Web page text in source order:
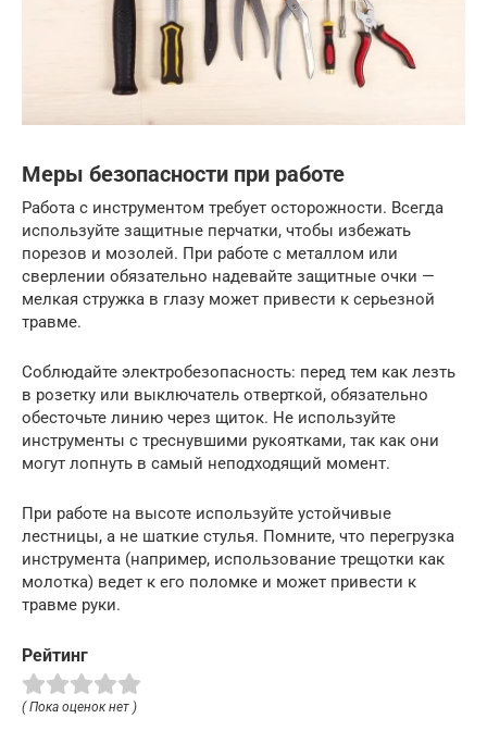
Меры безопасности при работе
Работа с инструментом требует осторожности. Всегда
используйте защитные перчатки, чтобы избежать
порезов и мозолей. При работе с металлом или
сверлении обязательно надевайте защитные очки —
мелкая стружка в глазу может привести к серьезной
травме.
Соблюдайте электробезопасность: перед тем как лезть
в розетку или выключатель отверткой, обязательно
обесточьте линию через щиток. Не используйте
инструменты с треснувшими рукоятками, так как они
могут лопнуть в самый неподходящий момент.
При работе на высоте используйте устойчивые
лестницы, а не шаткие стулья. Помните, что перегрузка
инструмента (например, использование трещотки как
молотка) ведет к его поломке и может привести к
травме руки.
Рейтинг
( Пока оценок нет )